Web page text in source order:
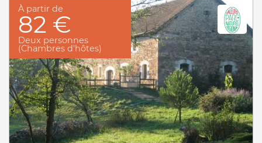
À partir de
82 €
Deux personnes
(Chambres d'hôtes)